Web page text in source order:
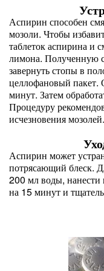
Аспирин способен
мозоли. Чтобы
таблеток аспирина и
лимона. Полученную
завернуть стопы в
целлофановый‌ пакет.
минут. Затем
Процедуру
исчезновения
Аспирин может
потрясающий‌ блеск.
200 мл воды, нанести
на 15 минут и